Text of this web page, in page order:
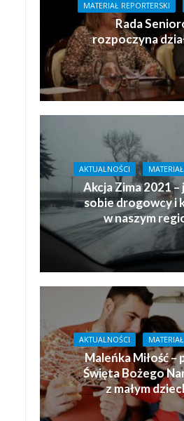
MATERIAŁ REPORTERSKI
Rada
rozpoczyna
AKTUALNOŚCI
Akcja Zima 2021 –
sobie drogowcy i
w naszym
AKTUALNOŚCI
Maleńka Miłość –
Święta Bożego
z małym